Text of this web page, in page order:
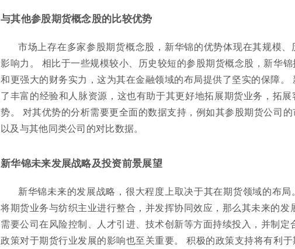
与其他参股期货概念股的比较优势
市场上存在多家参股期货概念股，新华锦的优势体现在其规模
影响力。 相比于一些规模较小、历史较短的参股期货概念股，新华
和更强大的财务实力，这为其在金融领域的布局提供了坚实的保障。
了丰富的经验和人脉资源，这也有助于其更好地拓展期货业务，拓
势。 对其优势的分析需要更全面的数据支持，例如其参股期货公司的
以及与其他同类公司的对比数据。
新华锦未来发展战略及投资前景展望
新华锦未来的发展战略，很大程度上取决于其在期货领域的布
将期货业务与纺织主业进行整合，并发挥协同效应，那么其未来的发
需要公司在风险控制、人才引进、技术创新等方面持续投入，并制定
政策对于期货行业发展的影响也至关重要。 积极的政策支持将有利